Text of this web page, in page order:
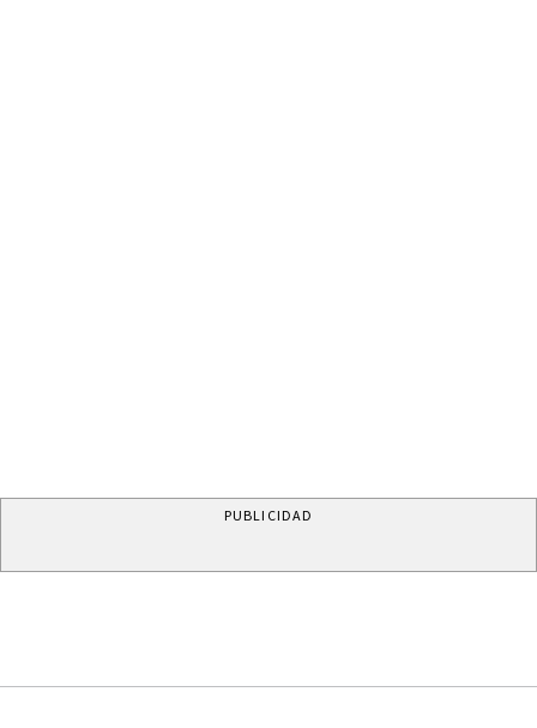
PUBLICIDAD